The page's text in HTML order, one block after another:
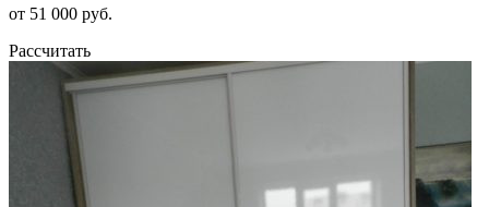
от 51 000 руб.
Рассчитать